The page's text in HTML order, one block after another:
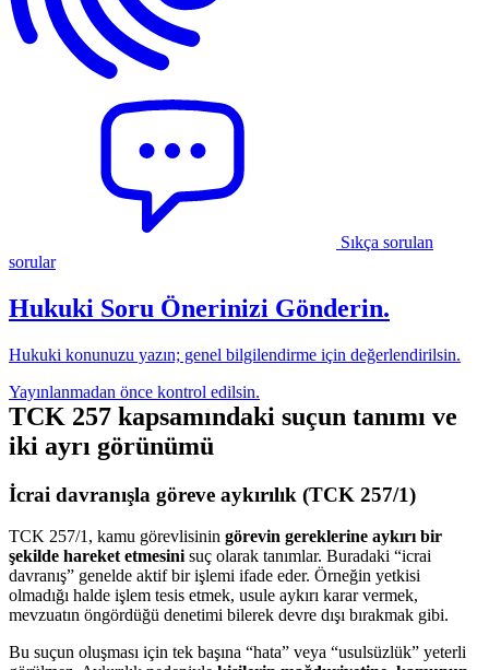
Sıkça sorulan
sorular
Hukuki Soru Önerinizi Gönderin.
Hukuki konunuzu yazın; genel bilgilendirme için değerlendirilsin.
Yayınlanmadan önce kontrol edilsin.
TCK 257 kapsamındaki suçun tanımı ve
iki ayrı görünümü
İcrai davranışla göreve aykırılık (TCK 257/1)
TCK 257/1, kamu görevlisinin görevin gereklerine aykırı bir
şekilde hareket etmesini suç olarak tanımlar. Buradaki “icrai
davranış” genelde aktif bir işlemi ifade eder. Örneğin yetkisi
olmadığı halde işlem tesis etmek, usule aykırı karar vermek,
mevzuatın öngördüğü denetimi bilerek devre dışı bırakmak gibi.
Bu suçun oluşması için tek başına “hata” veya “usulsüzlük” yeterli